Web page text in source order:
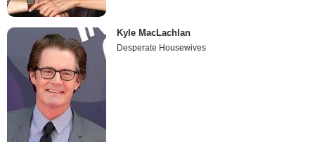
Kyle MacLachlan
Desperate Housewives